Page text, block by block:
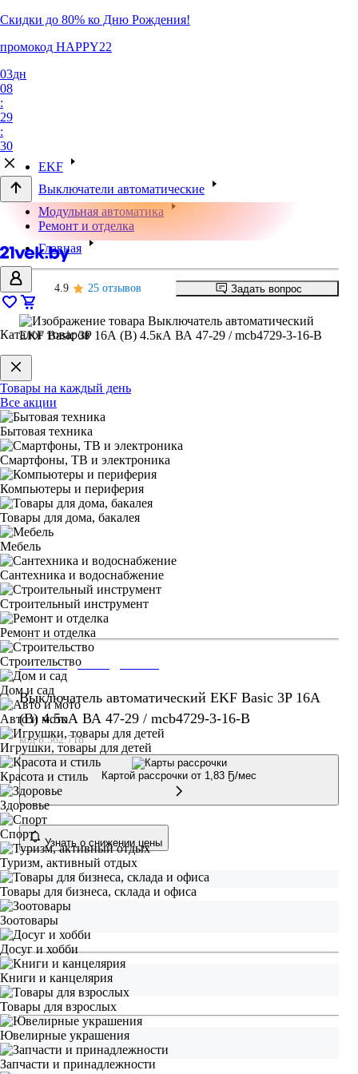
Скидки до 80% ко Дню Рождения!
промокод HAPPY22
03дн
08
:
29
:
30
Каталог товаров
Товары на каждый день
Все акции
Бытовая техника
Смартфоны, ТВ и электроника
Компьютеры и периферия
Товары для дома, бакалея
Мебель
Сантехника и водоснабжение
Строительный инструмент
Ремонт и отделка
Строительство
Дом и сад
Авто и мото
Игрушки, товары для детей
Красота и стиль
Здоровье
Спорт
Туризм, активный отдых
Товары для бизнеса, склада и офиса
Зоотовары
Досуг и хобби
Книги и канцелярия
Товары для взрослых
Ювелирные украшения
Запчасти и принадлежности
EKF
Выключатели автоматические
Модульная автоматика
Ремонт и отделка
Главная
4.9 25 отзывов Задать вопрос
РАСПРОДАЖА ДО -80%
Выключатель автоматический EKF Basic 3P 16А
(B) 4.5кА ВА 47-29 / mcb4729-3-16-B
код 8.562.718
Картой рассрочки от 1,83 Ҕ/мес
Узнать о снижении цены